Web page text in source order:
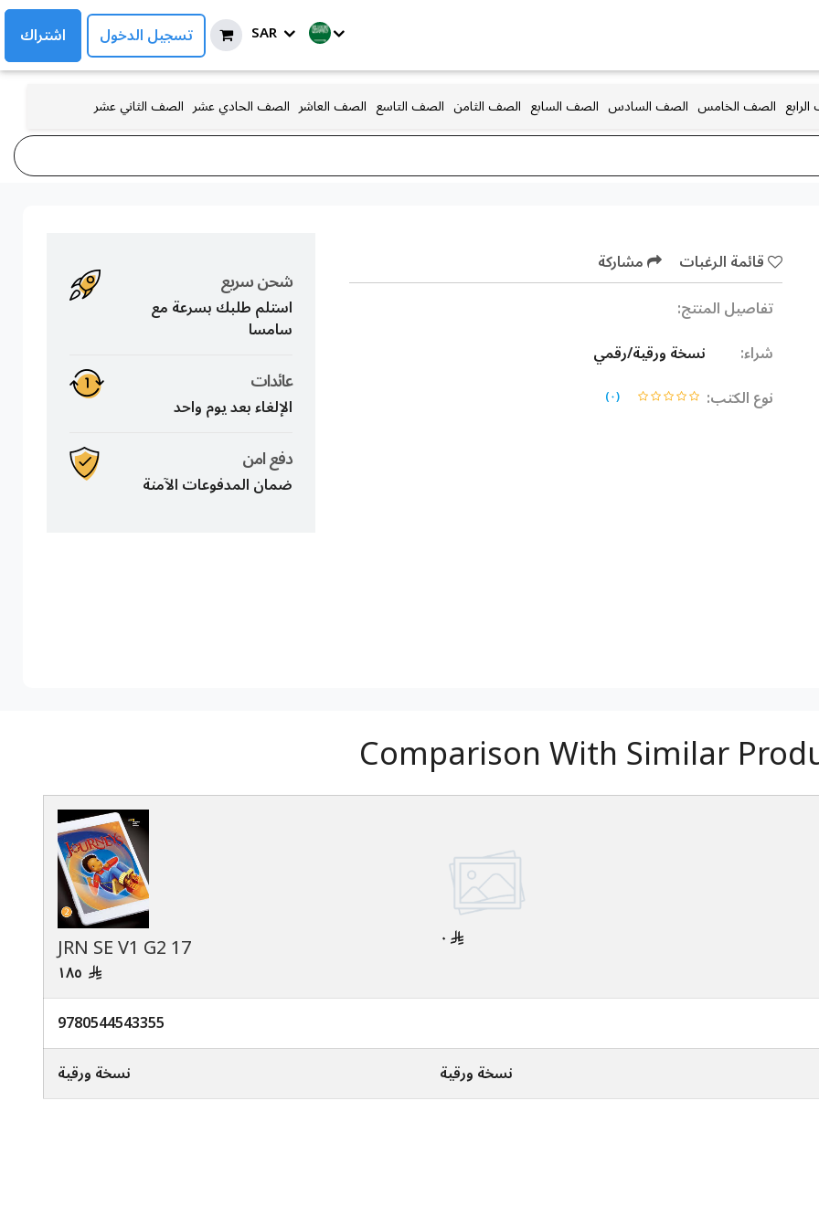
SAR تسجيل الدخول اشتراك
الصف الخامس الصف السادس الصف السابع الصف الثامن الصف التاسع الصف العاشر الصف الحادي عشر الصف الثاني عشر
قائمة الرغبات
مشاركة
تفاصيل المنتج:
شراء:
نسخة ورقية/رقمي
نوع الكتب:
(٠)
شحن سريع
استلم طلبك بسرعة مع
سامسا
عائدات
الإلغاء بعد يوم واحد
دفع امن
ضمان المدفوعات الآمنة
Comparison With Similar
٠ 17 JRN SE V1 G2
9780544543355
نسخة ورقية
نسخة ورقية